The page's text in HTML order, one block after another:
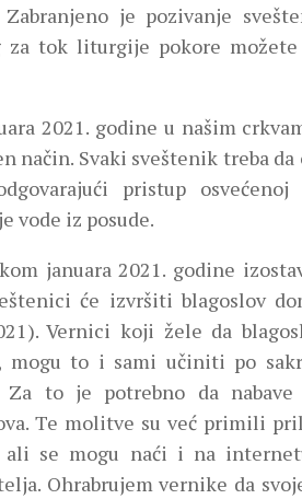
Zabranjeno je pozivanje
za tok liturgije pokore
2021. godine u našim
način. Svaki sveštenik treba
pristup
vode iz posude.
januara 2021. godine
će izvršiti blagoslov
Vernici koji žele da
mogu to i sami učiniti po
to je potrebno da
Te molitve su već primili
ali se mogu naći i na
Ohrabrujem vernike da